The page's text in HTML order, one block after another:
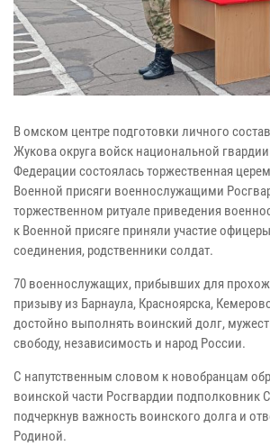
В омском центре подготовки личного
Жукова округа войск национальной
Федерации состоялась торжественная
Военной присяги военнослужащими
торжественном ритуале приведения
к Военной присяге приняли участие
соединения, родственники солдат.
70 военнослужащих, прибывших для
призыву из Барнаула, Красноярска,
достойно выполнять воинский долг,
свободу, независимость и народ России.
С напутственным словом к новобранцам
воинской части Росгвардии подполковник
подчеркнув важность воинского долга и
Родиной.